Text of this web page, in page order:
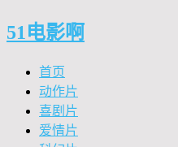
51电影啊
首页
动作片
喜剧片
爱情片